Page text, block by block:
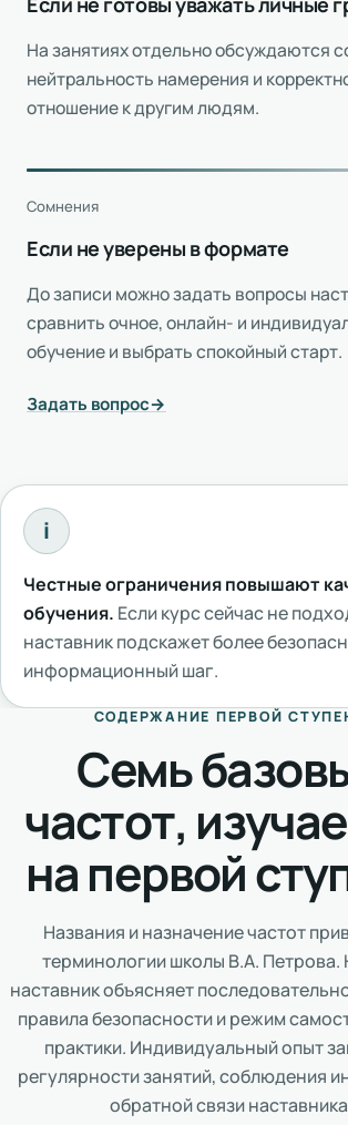
На занятиях отдельно обсуждаются
нейтральность намерения и
отношение к другим людям.
Сомнения
Если не уверены в формате
До записи можно задать вопросы
сравнить очное, онлайн- и
обучение и выбрать спокойный старт.
Задать вопрос
i
Честные ограничения повышают
обучения. Если курс сейчас не
наставник подскажет более
информационный шаг.
СОДЕРЖАНИЕ ПЕРВОЙ
Семь
частот,
на первой
Названия и назначение частот
терминологии школы В.А. Петрова.
наставник объясняет
правила безопасности и режим
практики. Индивидуальный опыт
регулярности занятий, соблюдения
обратной связи